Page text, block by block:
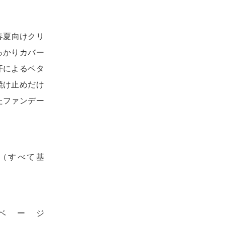
向けクリ
かりカバー
よるベタ
け止めだけ
ファンデー
すべて基
ージ